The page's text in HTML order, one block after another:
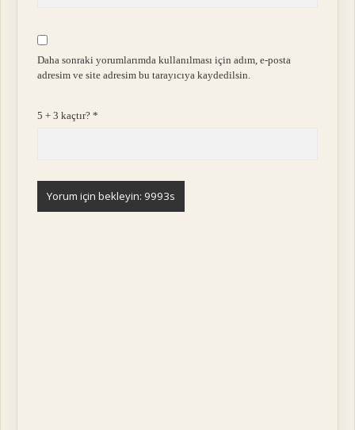
Daha sonraki yorumlarımda kullanılması için adım, e-posta
adresim ve site adresim bu tarayıcıya kaydedilsin.
5 + 3 kaçtır?*